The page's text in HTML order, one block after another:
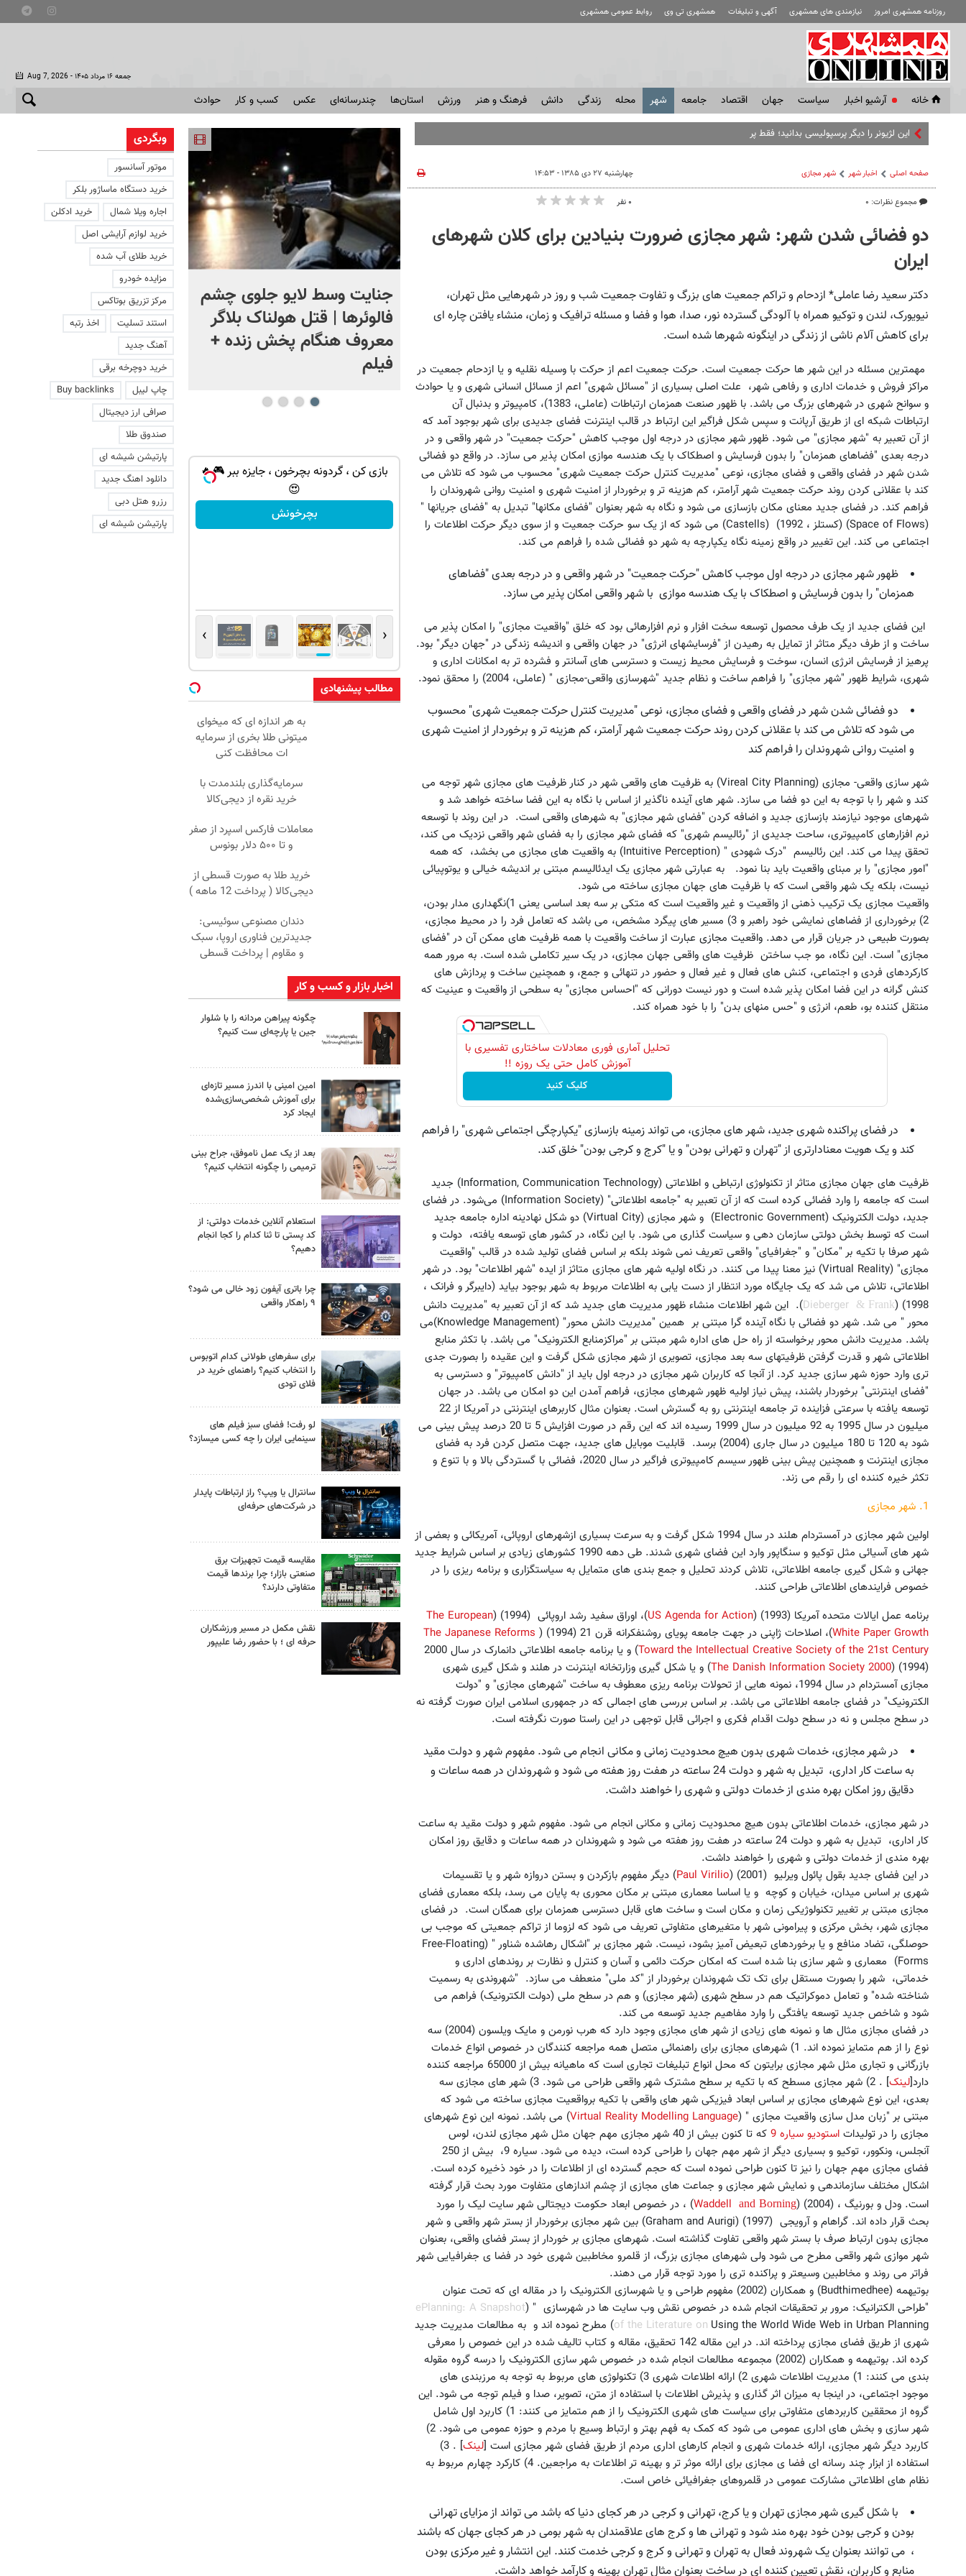
روزنامه همشهری امروز نیازمندی های همشهری آگهی و تبلیغات همشهری تی وی روابط عمومی همشهری
Aug 7, 2026 - جمعه ۱۶ مرداد ۱۴۰۵
خانه آرشیو اخبار سياست جهان اقتصاد جامعه شهر محله زندگی دانش فرهنگ و هنر ورزش استان‌ها چندرسانه‌ای عکس کسب و کار حوادث
این لژیونر را دیگر پرسپولیسی بدانید؛ فقط پرسپولیس پول خریدش را
صفحه اصلی اخبار شهر شهر مجازی
مجموع نظرات: ۰
چهارشنبه ۲۷ دی ۱۳۸۵ - ۱۴:۵۳
۰ نفر
دو فضائی شدن شهر: شهر مجازی ضرورت بنیادین برای کلان شهرهای
ایران
دکتر سعید رضا عاملی* ازدحام و تراکم جمعیت های بزرگ و تفاوت جمعیت شب و روز در شهرهایی مثل تهران،
نیویورک، لندن و توکیو همراه با آلودگی گسترده نور، صدا، هوا و فضا و مسئله ترافیک و زمان، منشاء یافتن چاره ای
برای کاهش آلام ناشی از زندگی در اینگونه شهرها شده است.
مهمترین مسئله در این شهر ها حرکت جمعیت است. حرکت جمعیت اعم از حرکت با وسیله نقلیه و یا ازدحام جمعیت در
مراکز فروش و خدمات اداری و رفاهی شهر، علت اصلی بسیاری از "مسائل شهری" اعم از مسائل انسانی شهری و یا حوادث
و سوانح شهری در شهرهای بزرگ می باشد. با ظهور صنعت همزمان ارتباطات (عاملی، 1383)، کامپیوتر و بدنبال آن
ارتباطات شبکه ای از طریق آرپانت و سپس شکل فراگیر این ارتباط در قالب اینترنت فضای جدیدی برای شهر بوجود آمد که
از آن تعبیر به "شهر مجازی" می شود. ظهور شهر مجازی در درجه اول موجب کاهش "حرکت جمعیت" در شهر واقعی و در
درجه بعدی "فضاهای همزمان" را بدون فرسایش و اصطکاک با یک هندسه موازی امکان پذیر می سازد. در واقع دو فضائی
شدن شهر در فضای واقعی و فضای مجازی، نوعی "مدیریت کنترل حرکت جمعیت شهری" محسوب می شود که تلاش می
کند با عقلانی کردن روند حرکت جمعیت شهر آرامتر، کم هزینه تر و برخوردار از امنیت شهری و امنیت روانی شهروندان را
فراهم کند. در فضای جدید معنای مکان بازسازی می شود و نگاه به شهر بعنوان "فضای مکانها" تبدیل به "فضای جریانها "
(Space of Flows) (کستلز ، 1992) (Castells) می شود که از یک سو حرکت جمعیت و از سوی دیگر حرکت اطلاعات را
اجتماعی می کند. این تغییر در واقع زمینه نگاه یکپارچه به شهر دو فضائی شده را فراهم می کند.
ظهور شهر مجازی در درجه اول موجب کاهش "حرکت جمعیت" در شهر واقعی و در درجه بعدی "فضاهای
همزمان" را بدون فرسایش و اصطکاک با یک هندسه موازی با شهر واقعی امکان پذیر می سازد.
این فضای جدید از یک طرف محصول توسعه سخت افزار و نرم افزارهائی بود که خلق "واقعیت مجازی" را امکان پذیر می
ساخت و از طرف دیگر متاثر از تمایل به رهیدن از "فرسایشهای انرژی" در جهان واقعی و اندیشه زندگی در "جهان دیگر" بود.
پرهیز از فرسایش انرژی انسان، سوخت و فرسایش محیط زیست و دسترسی های آسانتر و فشرده تر به امکانات اداری و
شهری، شرایط ظهور "شهر مجازی" را فراهم ساخت و نظام جدید "شهرسازی واقعی-مجازی " (عاملی، 2004) را محقق نمود.
دو فضائی شدن شهر در فضای واقعی و فضای مجازی، نوعی "مدیریت کنترل حرکت جمعیت شهری" محسوب
می شود که تلاش می کند با عقلانی کردن روند حرکت جمعیت شهر آرامتر، کم هزینه تر و برخوردار از امنیت شهری
و امنیت روانی شهروندان را فراهم کند
شهر سازی واقعی- مجازی (Vireal
City Planning) به ظرفیت های واقعی شهر در کنار ظرفیت های مجازی شهر توجه می
کند و شهر را با توجه به این دو فضا می سازد. شهر های آینده ناگذیر از اساس با نگاه به این فضا ساخته خواهد شد و
شهرهای موجود نیازمند بازسازی جدید و اضافه کردن "فضای شهر مجازی" به شهرهای واقعی است. در این روند با توسعه
نرم افزارهای کامپیوتری، ساحت جدیدی از "رئالیسم شهری" که فضای شهر مجازی را به فضای شهر واقعی نزدیک می کند،
تحقق پیدا می کند. این رئالیسم "درک شهودی " (Intuitive Perception) به واقعیت های مجازی می بخشد، که همه
"امور مجازی" را بر مبنای واقعیت باید بنا نمود. به عبارتی شهر مجازی یک ایدئالیسم مبتنی بر اندیشه خیالی و یوتوپیائی
نیست، بلکه یک شهر واقعی است که با ظرفیت های جهان مجازی ساخته می شود.
واقعیت مجازی یک ترکیب ذهنی از واقعیت و غیر واقعیت است که متکی بر سه بعد اساسی یعنی 1)نگهداری مدار بودن،
2) برخورداری از فضاهای نمایشی خود راهبر و 3) مسیر های پیگرد مشخص، می باشد که تعامل فرد را در محیط مجازی،
بصورت طبیعی در جریان قرار می دهد. واقعیت مجازی عبارت از ساخت واقعیت با همه ظرفیت های ممکن آن در "فضای
مجازی" است. این نگاه، مو جب ساختن ظرفیت های واقعی جهان مجازی، در یک سیر تکاملی شده است. به مرور همه
کارکردهای فردی و اجتماعی، کنش های فعال و غیر فعال و حضور در تنهائی و جمع، و همچنین ساخت و پردازش های
کنش گرانه در این فضا امکان پذیر شده است و دور نیست دورانی که "احساس مجازی" به سطحی از واقعیت و عینیت که
منتقل کننده بو، طعم، انرژی و "حس منهای بدن" را با خود همراه کند.
تحلیل آماری فوری معادلات ساختاری تفسیری با
آموزش کامل حتی یک روزه !!
کلیک کنید
در فضای پراکنده شهری جدید، شهر های مجازی، می تواند زمینه بازسازی "یکپارچگی اجتماعی شهری" را فراهم
کند و یک هویت معنادارتری از "تهران و تهرانی بودن" و یا "کرج و کرجی بودن" خلق کند.
ظرفیت های جهان مجازی متاثر از تکنولوژی ارتباطی و اطلاعاتی (Information, Communication Technology) جدید
است که جامعه را وارد فضائی کرده است که از آن تعبیر به "جامعه اطلاعاتی" (Information Society) می‌شود. در فضای
جدید، دولت الکترونیک (Electronic Government) و شهر مجازی (Virtual City) دو شکل نهادینه اداره جامعه جدید
است که توسط بخش دولتی سازمان دهی و سیاست گذاری می شود. با این نگاه، در کشور های توسعه یافته، دولت و
شهر صرفا با تکیه بر "مکان" و "جغرافیای" واقعی تعریف نمی شوند بلکه بر اساس فضای تولید شده در قالب "واقعیت
مجازی" (Virtual Reality) نیز معنا پیدا می کنند. در نگاه اولیه شهر های مجازی متاثز از ایده "شهر اطلاعات" بود. در شهر
اطلاعاتی، تلاش می شد که یک جایگاه مورد انتظار از دست یابی به اطلاعات مربوط به شهر بوجود بیاید (دایبرگر و فرانک ،
1998) (
Dieberger & Frank
). این شهر اطلاعات منشاء ظهور مدیریت های جدید شد که از آن تعبیر به "مدیریت دانش
محور " می شد. شهر دو فضائی با نگاه آینده گرا مبتنی بر همین "مدیریت دانش محور" (Knowledge Management)می
باشد. مدیریت دانش محور برخواسته از راه حل های اداره شهر مبتنی بر "مراکزمنابع الکترونیک" می باشد. با تکثر منابع
اطلاعاتی شهر و قدرت گرفتن ظرفیتهای سه بعد مجازی، تصویری از شهر مجازی شکل گرفت و این عقیده را بصورت جدی
تری وارد حوزه شهر سازی جدید کرد. از آنجا که کاربران شهر مجازی در درجه اول باید از "دانش کامپیوتر" و دسترسی به
"فضای اینترنتی" برخوردار باشند، پیش نیاز اولیه ظهور شهرهای مجازی، فراهم آمدن این دو امکان می باشد. در جهان
توسعه یافته با سرعتی فزاینده تر جامعه اینترنتی رو به گسترش است. بعنوان مثال کاربرهای اینترنتی در آمریکا از 22
میلیون در سال 1995 به 92 میلیون در سال 1999 رسیده اند که این رقم در صورت افزایش 5 تا 20 درصد پیش بینی می
شود به 120 تا 180 میلیون در سال جاری (2004) برسد. قابلیت موبایل های جدید، جهت متصل کردن فرد به فضای
مجازی اینترنت و همچنین پیش بینی ظهور سیسم کامپیوتری فراگیر در سال 2020، فضائی با گستردگی بالا و با تنوع و
تکثر خیره کننده ای را رقم می زند.
1. شهر مجازی
اولین شهر مجازی در آمستردام هلند در سال 1994 شکل گرفت و به سرعت بسیاری ازشهرهای اروپائی، آمریکائی و بعضی از
شهر های آسیائی مثل توکیو و سنگاپور وارد این فضای شهری شدند. طی دهه 1990 کشورهای زیادی بر اساس شرایط جدید
جهانی و شکل گیری جامعه اطلاعاتی، تلاش کردند تحلیل و جمع بندی های متمایل به سیاستگزاری و برنامه ریزی را در
خصوص فرایندهای اطلاعاتی طراحی کنند.
برنامه عمل ایالات متحده آمریکا (1993) (
US Agenda for Action)، اوراق سفید رشد اروپائی (1994) (
The European
White Paper Growth)، اصلاحات ژاپنی در جهت جامعه پویای روشنفکرانه قرن 21 (1994) (
The Japanese Reforms
Toward the Intellectual Creative Society of the 21st Century
(1994) (
The Danish Information Society 2000) و یا شکل گیری وزارتخانه اینترنت در هلند و شکل گیری شهری
مجازی آمستردام در سال 1994، نمونه هایی از تحولات برنامه ریزی معطوف به ساخت "شهرهای مجازی" و "دولت
الکترونیک" در فضای جامعه اطلاعاتی می باشد. بر اساس بررسی های اجمالی که در جمهوری اسلامی ایران صورت گرفته نه
در سطح مجلس و نه در سطح دولت اقدام فکری و اجرائی قابل توجهی در این راستا صورت نگرفته است.
در شهر مجازی، خدمات شهری بدون هیچ محدودیت زمانی و مکانی انجام می شود. مفهوم شهر و دولت مقید
به ساعت کار اداری، تبدیل به شهر و دولت 24 ساعته در هفت روز هفته می شود و شهروندان در همه ساعات و
دقایق روز امکان بهره مندی از خدمات دولتی و شهری را خواهند داشت.
در شهر مجازی، خدمات اطلاعاتی بدون هیچ محدودیت زمانی و مکانی انجام می شود. مفهوم شهر و دولت مقید به ساعت
کار اداری، تبدیل به شهر و دولت 24 ساعته در هفت روز هفته می شود و شهروندان در همه ساعات و دقایق روز امکان
بهره مندی از خدمات دولتی و شهری را خواهند داشت.
در این فضای جدید بقول پائول ویرلیو (2001) (
Paul Virilio) دیگر مفهوم بازکردن و بستن دروازه شهر و یا تقسیمات
شهری بر اساس میدان، خیابان و کوچه و یا اساسا معماری مبتنی بر مکان محوری به پایان می رسد، بلکه معماری فضای
مجازی مبتنی بر تغییر تکنولوژیکی زمان و مکان است و ساخت های قابل دسترسی همزمان برای همگان است. در فضای
مجازی شهر، بخش مرکزی و پیرامونی شهر با متغیرهای متفاوتی تعریف می شود که لزوما از تراکم جمعیتی که موجب بی
حوصلگی، تضاد منافع و یا برخوردهای تبعیض آمیز بشود، نیست. شهر مجازی بر "اشکال رهاشده شناور " (Free-Floating
Forms) معماری و شهر سازی بنا شده است که امکان حرکت دائمی و آسان و کنترل و نظارت بر روندهای اداری و
خدماتی، شهر را بصورت مستقل برای تک تک شهروندان برخوردار از "کد ملی" منعطف می سازد. "شهروندی به رسمیت
شناخته شده" و تعامل دموکراتیک هم در سطح شهری (شهر مجازی) و هم در سطح ملی (دولت الکترونیک) فراهم می
شود و شاخص جدید توسعه یافتگی را وارد مفاهیم جدید توسعه می کند.
در فضای مجازی مثال ها و نمونه های زیادی از شهر های مجازی وجود دارد که هرب نورمن و مایک ویلسون (2004) سه
نوع را از هم متمایز نموده اند. 1) شهرهای مجازی برای راهنمائی متصل همه مراجعه کنندگان در خصوص انواع خدمات
بازرگانی و تجاری مثل شهر مجازی برایتون که محل انواع تبلیغات تجاری است که ماهیانه بیش از 65000 مراجعه کننده
دارد[لینک
] . 2) شهر مجازی مسطح که با تکیه بر سطح مشترک شهر واقعی طراحی می شود. 3) شهر های مجازی سه
بعدی، این نوع شهرهای مجازی بر اساس ابعاد فیزیکی شهر های واقعی با تکیه برواقعیت مجازی ساخته می شود که
مبتنی بر "زبان مدل سازی واقعیت مجازی " (Virtual Reality Modelling Language) می باشد. نمونه این نوع شهرهای
مجازی را در تولیدات استودیو سیاره 9
که تا کنون بیش از 40 شهر مجازی مهم جهان مثل شهر مجازی لندن، لوس
آنجلس، ونکوور، توکیو و بسیاری دیگر از شهر مهم جهان را طراحی کرده است، دیده می شود. سیاره 9، بیش از 250
فضای مجازی مهم جهان را نیز تا کنون طراحی نموده است که حجم گسترده ای از اطلاعات را در خود ذخیره کرده است.
اشکال مختلف سازماندهی و نمایش شهر مجازی و جماعت های مجازی از چشم اندازهای متفاوت مورد بحث قرار گرفته
است. ودل و بورنیگ ، (2004) (
Waddell and Borning
) ، در خصوص ابعاد حکومت دیجتالی شهر سایت لیک را مورد
بحث قرار داده اند. گراهام و آرویجی (1997) (Graham and Aurigi) بین شهر مجازی برخوردار از بستر شهر واقعی و شهر
مجازی بدون ارتباط صرف با بستر شهر واقعی تفاوت گذاشته است. شهرهای مجازی بر خوردار از بستر فضای واقعی، بعنوان
شهر موازی شهر واقعی مطرح می شود ولی شهرهای مجازی بزرگ، از قلمرو مخاطبین شهری خود در فضا ی جغرافیایی شهر
فراتر می روند و مخاطبین وسیعتر و پراکنده تری را مورد توجه قرار می دهند.
بوتیهمه (Budthimedhee) و همکاران (2002) مفهوم طراحی و یا شهرسازی الکترونیک را در مقاله ای که تحت عنوان
"طراحی الکترانیک: مرور بر تحقیقات انجام شده در خصوص نقش وب سایت ها در شهرسازی " (ePlanning: A Snapshot
of the Literature onUsing the World Wide Web in Urban Planning) مطرح نموده اند و به مطالعات مدیریت جدید
شهری از طریق فضای مجازی پرداخته اند. در این مقاله 142 تحقیق، مقاله و کتاب تالیف شده در این خصوص را معرفی
کرده اند. بوتیهمه و همکاران (2002) مجموعه مطالعات انجام شده در خصوص شهر سازی الکترونیک را درسه گروه مقوله
بندی می کنند: 1) مدیریت اطلاعات شهری 2) ارائه اطلاعات شهری 3) تکنولوژی های مربوط به توجه به مرزبندی های
موجود اجتماعی، در اینجا به میزان اثر گذاری و پذیرش اطلاعات با استفاده از متن، تصویر، صدا و فیلم توجه می شود. این
گروه از محققین کاربردهای متفاوتی برای سیاست های شهری الکترونیک را از هم متمایز می کنند: 1) کاربرد اول شامل
شهر سازی و بخش های اداری عمومی می شود که کمک به فهم بهتر و ارتباط وسیع با مردم و حوزه عمومی می شود. 2)
کاربرد دیگر شهر مجازی، ارائه خدمات شهری و انجام کارهای اداری مردم از طریق فضای شهر مجازی است [لینک
] . 3)
استفاده از ابزار چند رسانه ای فضا ی مجازی برای ارائه موثر تر و بهینه تر اطلاعات به مراجعین. 4) کارکرد چهارم مربوط به
نظام های اطلاعاتی مشارکت عمومی در قلمروهای جغرافیائی خاص است.
با شکل گیری شهر مجازی تهران و یا کرج، تهرانی و کرجی در هر کجای دنیا که باشد می تواند از مزایای تهرانی
بودن و کرجی بودن خود بهره مند شود و تهرانی ها و کرج های علاقمندان به شهر بومی در هر کجای جهان که باشند
، می توانند بعنوان یک شهروند فعال به تهران و تهرانی و کرج و کرجی خدمت کنند. این انتشار و غیر مرکزی بودن
منابع و کاربران، نقش تعیین کننده ای در ساخت بعنوان مثال تهران بهینه و کارآمد خواهد داشت.
اگر یک‌بار دیگر ایران به ما
حمله کند فلج می شویم
جنایت وسط لایو جلوی چشم
فالوئرها | قتل هولناک بلاگر
معروف هنگام پخش زنده +
فیلم
صحنه ای نادر از حیات
ایران در سبلان + فیلم
از PS5 تا آیفون17 و بیت کوین برنده شو 🔥
گردونه شانس بدون پوچ 💥
بچرخونش
گردونه شانس بدون پوچ | بچرخونش بیت
کوین ببر! 🔥😍
بچرخونش
nokia 105👈🏻تخفیف ویژه + پرداخت درب
منزل و گارانتی😍
سفارش بده!
بازی کن ، گردونه بچرخون ، جایزه ببر 🎮🔥
😍
بچرخونش
‹
›
مطالب پیشنهادی
به هر اندازه ای که میخوای
میتونی طلا بخری از سرمایه
ات محافظت کنی
سرمایه‌گذاری بلندمدت با
خرید نقره از دیجی‌کالا
معاملات فارکس اسپرد از صفر
و تا ۵۰۰ دلار بونوس
خرید طلا به صورت قسطی از
دیجی‌کالا ( پرداخت 12 ماهه )
دندان مصنوعی سوئیسی:
جدیدترین فناوری اروپا، سبک
و مقاوم | پرداخت قسطی
اخبار بازار و کسب و کار
چگونه پیراهن مردانه را با شلوار
جین یا پارچه‌ای ست کنیم؟
امین امینی با اندرز مسیر تازه‌ای
برای آموزش شخصی‌سازی‌شده
ایجاد کرد
بعد از یک عمل ناموفق، جراح بینی
ترمیمی را چگونه انتخاب کنیم؟
استعلام آنلاین خدمات دولتی: از
کد پستی تا ثنا کدام را کجا انجام
دهیم؟
چرا باتری آیفون زود خالی می شود؟
۹ راهکار واقعی
برای سفرهای طولانی کدام اتوبوس
را انتخاب کنیم؟ راهنمای خرید در
فلای تودی
لو رفت! فضای سبز فیلم های
سینمایی ایران را چه کسی میسازد؟
سانترال یا ویپ؟ راز ارتباطات پایدار
در شرکت‌های حرفه‌ای
مقایسه قیمت تجهیزات برق
صنعتی بازار؛ چرا برندها قیمت
متفاوتی دارند؟
نقش مکمل در مسیر ورزشکاران
حرفه ای ؛ با حضور رضا علیپور
وبگردی
موتور آسانسور
خرید دستگاه ماساژور بلکر
اجاره ویلا شمال
خرید ادکلن
خرید لوازم آرایشی اصل
خرید طلای آب شده
مزایده خودرو
مرکز تزریق بوتاکس
استند تسلیت
اخذ رتبه
آهنگ جدید
خرید دوچرخه برقی
چاپ لیبل
Buy backlinks
صرافی ارز دیجیتال
صندوق طلا
پارتیشن شیشه ای
دانلود اهنگ جدید
رزرو هتل دبی
پارتیشن شیشه ای